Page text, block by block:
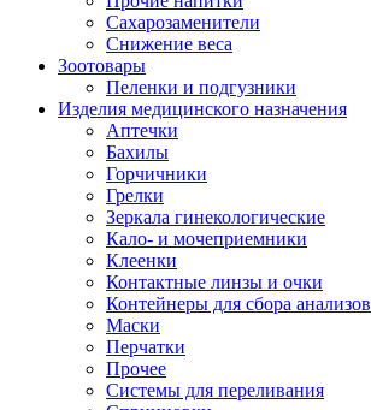
Сахарозаменители
Снижение веса
Зоотовары
Пеленки и подгузники
Изделия медицинского назначения
Аптечки
Бахилы
Горчичники
Грелки
Зеркала гинекологические
Кало- и мочеприемники
Клеенки
Контактные линзы и очки
Контейнеры для сбора анализов
Маски
Перчатки
Прочее
Системы для переливания